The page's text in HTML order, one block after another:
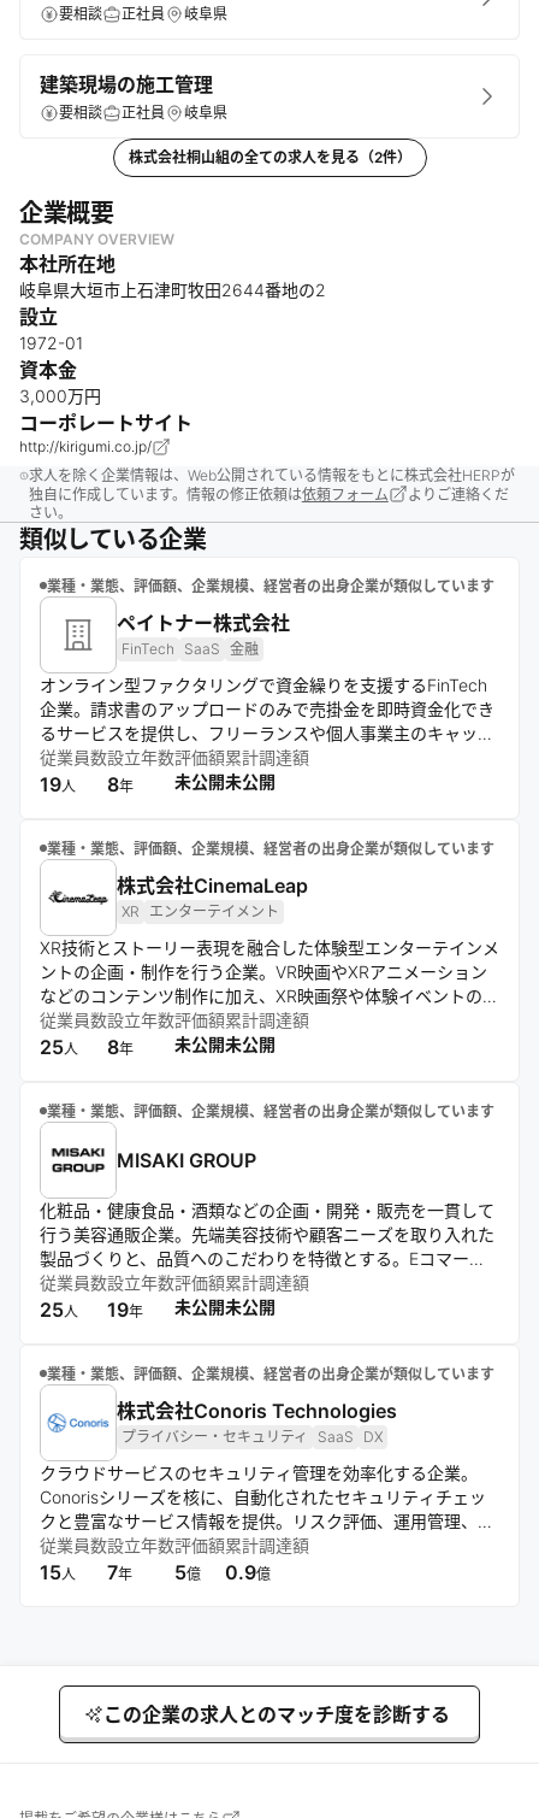
要相談 正社員 岐阜県
建築現場の施工管理
要相談 正社員 岐阜県
株式会社桐山組の全ての求人を見る（2件）
企業概要
COMPANY OVERVIEW
本社所在地
岐阜県大垣市上石津町牧田2644番地の2
設立
1972-01
資本金
3,000万円
コーポレートサイト
http://kirigumi.co.jp/
求人を除く企業情報は、Web公開されている情報をもとに株式会社HERPが
独自に作成しています。情報の修正依頼は依頼フォーム
よりご連絡くだ
さい。
類似している企業
業種・業態、評価額、企業規模、経営者の出身企業が類似しています
ペイトナー株式会社
FinTech SaaS 金融
オンライン型ファクタリングで資金繰りを支援するFinTech
企業。請求書のアップロードのみで売掛金を即時資金化でき
るサービスを提供し、フリーランスや個人事業主のキャッシ
ュフロー改善を実現。テクノロジーにより金融プロセスを効
率化し、挑戦しやすいお金の仕組みづくりを推進する。
従業員数
19人
設立年数
8年
評価額
未公開
累計調達額
未公開
業種・業態、評価額、企業規模、経営者の出身企業が類似しています
株式会社CinemaLeap
XR エンターテイメント
XR技術とストーリー表現を融合した体験型エンターテインメ
ントの企画・制作を行う企業。VR映画やXRアニメーション
などのコンテンツ制作に加え、XR映画祭や体験イベントの企
画運営も展開。映像とテクノロジーを組み合わせた新しいエ
ンターテインメント文化の創出に取り組む。
従業員数
25人
設立年数
8年
評価額
未公開
累計調達額
未公開
業種・業態、評価額、企業規模、経営者の出身企業が類似しています
MISAKI GROUP
化粧品・健康食品・酒類などの企画・開発・販売を一貫して
行う美容通販企業。先端美容技術や顧客ニーズを取り入れた
製品づくりと、品質へのこだわりを特徴とする。Eコマース
を中心に展開し、オンラインショップによる直接販売と定期
購入型のサービスを通じて、顧客の美と健康の願望実現を目
従業員数
25人
設立年数
19年
評価額
未公開
累計調達額
未公開
業種・業態、評価額、企業規模、経営者の出身企業が類似しています
株式会社Conoris Technologies
プライバシー・セキュリティ SaaS DX
クラウドサービスのセキュリティ管理を効率化する企業。
Conorisシリーズを核に、自動化されたセキュリティチェッ
クと豊富なサービス情報を提供。リスク評価、運用管理、外
部委託先管理の支援も行い、顧客のDX推進とガバナンス強
化に貢献する。
従業員数
15人
設立年数
7年
評価額
5億
累計調達額
0.9億
この企業の求人とのマッチ度を診断する